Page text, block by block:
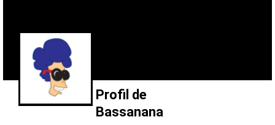
Profil de
Bassanana